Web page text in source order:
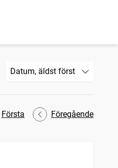
Första Föregående